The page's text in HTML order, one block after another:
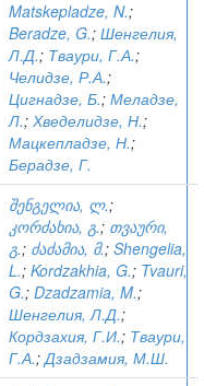
Matskepladze, N.;
Beradze, G.; Шенгелия,
Л.Д.; Тваури, Г.А.;
Челидзе, Р.А.;
Цигнадзе, Б.; Меладзе,
Л.; Хведелидзе, Н.;
Мацкепладзе, Н.;
Берадзе, Г.
შენგელია, ლ.;
კორძახია, გ.; თვაური,
გ.; ძაძამია, მ.; Shengelia,
L.; Kordzakhia, G.; Tvauri,
G.; Dzadzamia, M.;
Шенгелия, Л.Д.;
Кордзахия, Г.И.; Тваури,
Г.А.;Дзадзамия, М.Ш.